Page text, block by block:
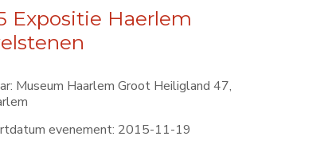
Expositie Haerlem
Museum Haarlem Groot Heiligland 47,
evenement: 2015-11-19